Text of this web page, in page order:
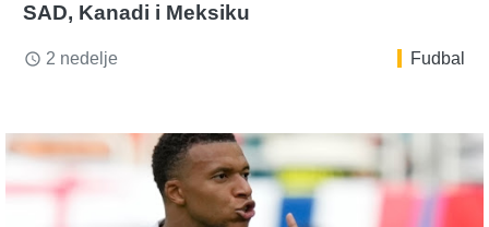
SAD, Kanadi i Meksiku
access_time 2 nedelje Fudbal